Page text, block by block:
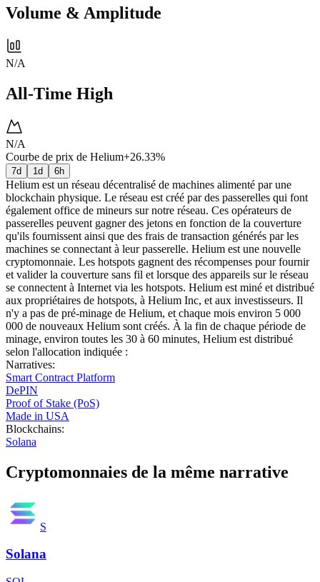
Volume & Amplitude
N/A
All-Time High
N/A
Courbe de prix de Helium+26.33%
7d 1d 6h
Helium est un réseau décentralisé de machines alimenté par une
blockchain physique. Le réseau est créé par des passerelles qui font
également office de mineurs sur notre réseau. Ces opérateurs de
passerelles peuvent gagner des jetons en fonction de la couverture
qu'ils fournissent ainsi que des frais de transaction générés par les
machines se connectant à leur passerelle. Helium est une nouvelle
cryptomonnaie. Les hotspots gagnent des récompenses pour fournir
et valider la couverture sans fil et lorsque des appareils sur le réseau
se connectent à Internet via les hotspots. Helium est miné et distribué
aux propriétaires de hotspots, à Helium Inc, et aux investisseurs. Il
n'y a pas de pré-minage de Helium, et chaque mois environ 5 000
000 de nouveaux Helium sont créés. À la fin de chaque période de
minage, environ toutes les 30 à 60 minutes, Helium est distribué
selon l'allocation indiquée :
Narratives:
Smart Contract Platform
DePIN
Proof of Stake (PoS)
Made in USA
Blockchains:
Solana
Cryptomonnaies de la même narrative
S
Solana